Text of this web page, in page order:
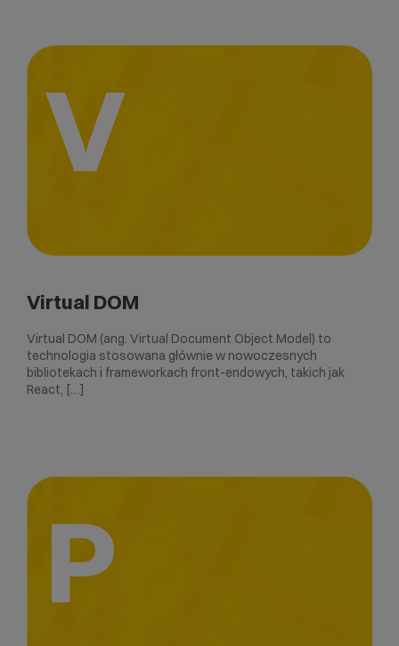
V
Virtual DOM
Virtual DOM (ang. Virtual Document Object Model) to
technologia stosowana głównie w nowoczesnych
bibliotekach i frameworkach front-endowych, takich jak
React, […]
P